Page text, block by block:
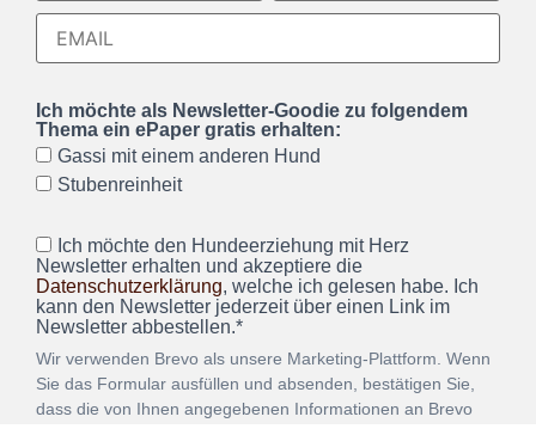
Ich möchte als Newsletter-Goodie zu folgendem
Thema ein ePaper gratis erhalten:
Gassi mit einem anderen Hund
Stubenreinheit
Ich möchte den Hundeerziehung mit Herz
Newsletter erhalten und akzeptiere die
Datenschutzerklärung, welche ich gelesen habe. Ich
kann den Newsletter jederzeit über einen Link im
Newsletter abbestellen.*
Wir verwenden Brevo als unsere Marketing-Plattform. Wenn
Sie das Formular ausfüllen und absenden, bestätigen Sie,
dass die von Ihnen angegebenen Informationen an Brevo